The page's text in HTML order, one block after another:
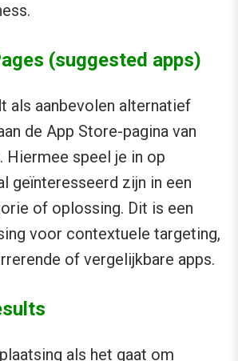
(suggested apps)
als aanbevolen alternatief
de App Store-pagina van
Hiermee speel je in op
geïnteresseerd zijn in een
of oplossing. Dit is een
voor contextuele targeting,
of vergelijkbare apps.
als het gaat om